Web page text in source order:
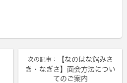
次の記事：
【なのはな館みさ
き・なぎさ】面会方法につい
てのご案内